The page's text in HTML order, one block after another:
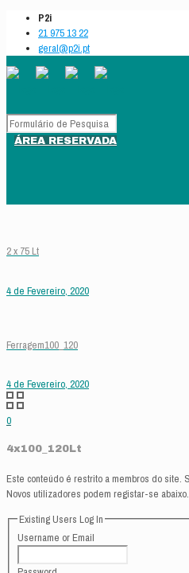
P2i
21 975 13 22
geral@p2i.pt
ÁREA RESERVADA
2 x 75 Lt
4 de Fevereiro, 2020
Ferragem100_120
4 de Fevereiro, 2020
0
4x100_120Lt
Este conteúdo é restrito a membros do site.
Novos utilizadores podem registar-se abaixo.
Existing Users Log In
Username or Email